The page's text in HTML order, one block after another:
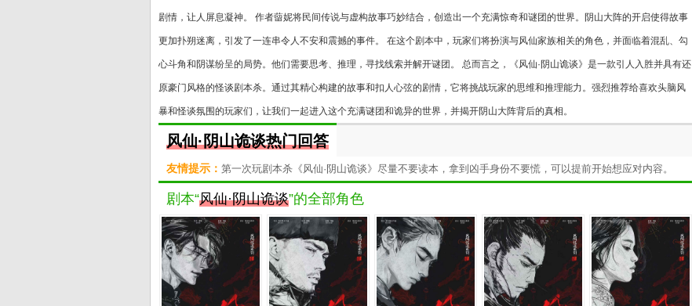
剧情，让人屏息凝神。 作者蒥妮将民间传说与虚构故事巧妙结合，创造出一个充满惊奇和谜团的世界。阴山大阵的开启使得故事
更加扑朔迷离，引发了一连串令人不安和震撼的事件。 在这个剧本中，玩家们将扮演与风仙家族相关的角色，并面临着混乱、勾
心斗角和阴谋纷呈的局势。他们需要思考、推理，寻找线索并解开谜团。 总而言之，《风仙·阴山诡谈》是一款引人入胜并具有还
原豪门风格的怪谈剧本杀。通过其精心构建的故事和扣人心弦的剧情，它将挑战玩家的思维和推理能力。强烈推荐给喜欢头脑风
暴和怪谈氛围的玩家们，让我们一起进入这个充满谜团和诡异的世界，并揭开阴山大阵背后的真相。
风仙·阴山诡谈热门回答
友情提示： 第一次玩剧本杀《风仙·阴山诡谈》尽量不要读本，拿到凶手身份不要慌，可以提前开始想应对内容。
剧本“风仙·阴山诡谈”的全部角色